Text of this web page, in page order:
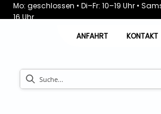
Mo: geschlossen • Di–Fr: 10–19 Uhr •
16 Uhr
ANFAHRT
KONTAKT